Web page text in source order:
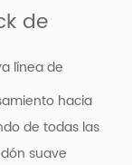
de
línea de
hacia
de todas las
suave